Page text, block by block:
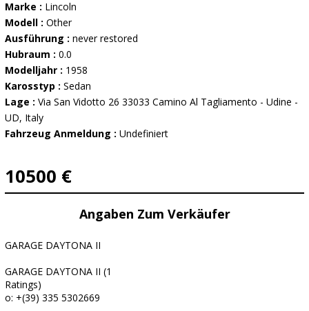
Marke : Lincoln
Modell : Other
Ausführung : never restored
Hubraum : 0.0
Modelljahr : 1958
Karosstyp : Sedan
Lage : Via San Vidotto 26 33033 Camino Al Tagliamento - Udine -
UD, Italy
Fahrzeug Anmeldung : Undefiniert
10500 €
Angaben Zum Verkäufer
GARAGE DAYTONA II
GARAGE DAYTONA II (1
Ratings)
o: +(39) 335 5302669